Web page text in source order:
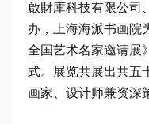
啟財庫科技有限公司
办，上海海派书画院
全国艺术名家邀请展
式。展览共展出共五
画家、设计师兼资深